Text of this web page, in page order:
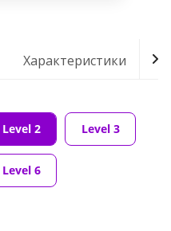
Характеристики
Level 2 Level 3
Level 6